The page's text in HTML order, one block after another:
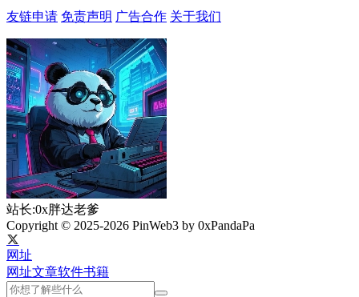
友链申请 免责声明 广告合作 关于我们
站长:0x胖达老爹
Copyright © 2025-2026 PinWeb3 by 0xPandaPa
网址
网址文章软件书籍